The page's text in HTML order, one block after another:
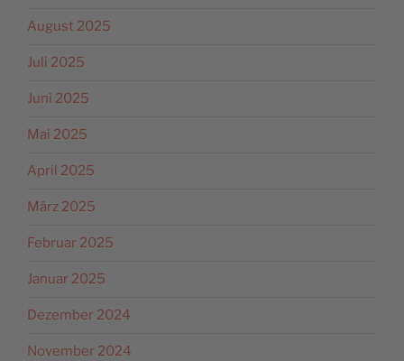
August 2025
Juli 2025
Juni 2025
Mai 2025
April 2025
März 2025
Februar 2025
Januar 2025
Dezember 2024
November 2024